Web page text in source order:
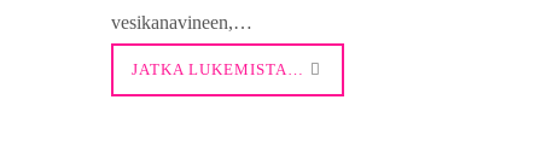
vesikanavineen,…
JATKA LUKEMISTA…